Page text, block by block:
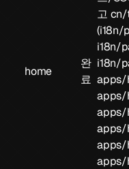
home
완
료
고 cn/
(i18n/
i18n/
i18n/
apps/
apps/
apps/
apps/
apps/
apps/